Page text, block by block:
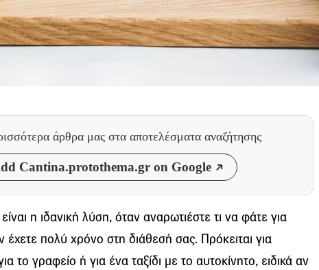
άρθρα μας στα αποτελέσματα αναζήτησης
Cantina.protothema.gr on Google
η ιδανική λύση, όταν αναρωτιέστε τι να φάτε για
έχετε πολύ χρόνο στη διάθεσή σας. Πρόκειται για
το γραφείο ή για ένα ταξίδι με το αυτοκίνητο, ειδικά αν